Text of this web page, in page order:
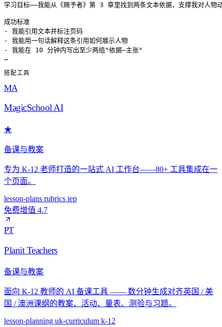
学习目标——我能从《赐予者》第 3 章里找到两条文本依据，支撑我对人物
成功标准
- 我能引用文本并标注页码
- 我能用一句话解释这条引用如何展示人物
- 我能在 10 分钟内写出至少两组"依据—主张"
搭配工具
MA
MagicSchool AI
★
备课与教案
专为 K-12 老师打造的一站式 AI 工作台——80+ 工具集成在一
个页面。
lesson-plans rubrics iep
免费增值 4.7
PT
Planit Teachers
备课与教案
面向 K-12 教师的 AI 备课工具 —— 数分钟生成对齐英国 / 美
国 / 澳洲课纲的教案、活动、量表、测验与习题。
lesson-planning uk-curriculum k-12